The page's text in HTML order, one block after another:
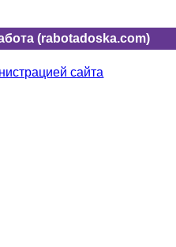
(rabotadoska.com)
сайта